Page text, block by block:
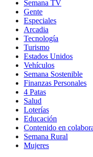
Semana TV
Gente
Especiales
Arcadia
Tecnología
Turismo
Estados Unidos
Vehículos
Semana Sostenible
Finanzas Personales
4 Patas
Salud
Loterías
Educación
Contenido en
Semana Rural
Mujeres